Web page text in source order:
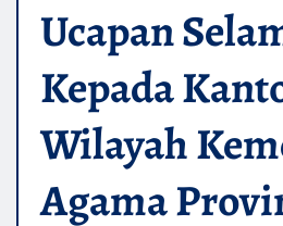
Ucapan
Kepada
Wilayah
Agama